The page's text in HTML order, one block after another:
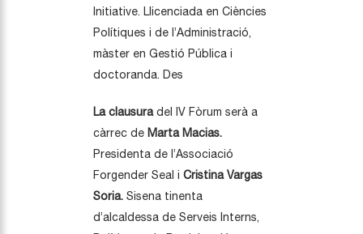
Initiative. Llicenciada en Ciències
Polítiques i de l’Administració,
màster en Gestió Pública i
doctoranda. Des
La clausuradel IV Fòrum serà a
càrrec de Marta Macias.
Presidenta de l’Associació
Forgender Seal i Cristina Vargas
Soria. Sisena tinenta
d’alcaldessa de Serveis Interns,